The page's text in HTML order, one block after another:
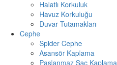
Halatlı Korkuluk
Havuz Korkuluğu
Duvar Tutamakları
Cephe
Spider Cephe
Asansör Kaplama
Paslanmaz Sac Kaplama